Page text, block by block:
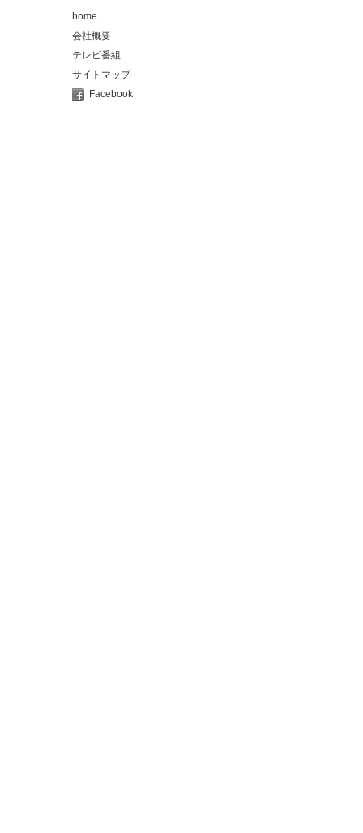
home
会社概要
テレビ番組
サイトマップ
Facebook